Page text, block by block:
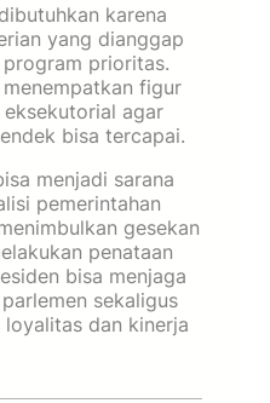
karena
yang dianggap
prioritas.
figur
agar
bisa tercapai.
menjadi sarana
pemerintahan
gesekan
penataan
bisa menjaga
sekaligus
dan kinerja